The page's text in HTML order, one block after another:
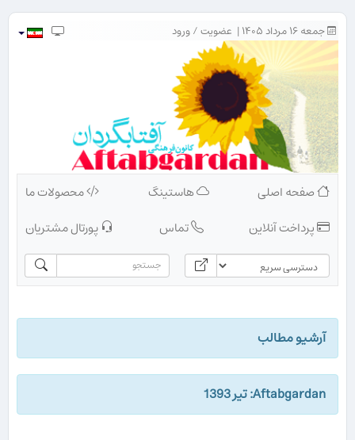
جمعه ۱۶ مرداد ۱۴۰۵ | عضویت/ورود
صفحه اصلی هاستینگ
محصولات ما
پرداخت آنلاین
تماس پورتال مشتریان
آرشیو مطالب
Aftabgardan: تیر 1393